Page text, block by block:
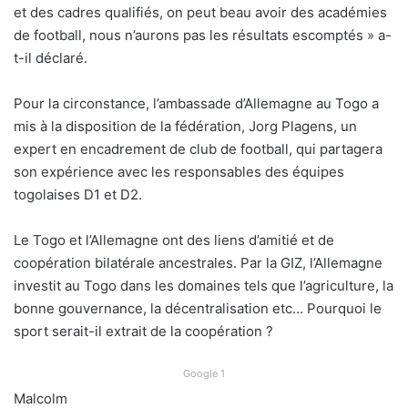
et des cadres qualifiés, on peut beau avoir des académies
de football, nous n’aurons pas les résultats escomptés » a-
t-il déclaré.
Pour la circonstance, l’ambassade d’Allemagne au Togo a
mis à la disposition de la fédération, Jorg Plagens, un
expert en encadrement de club de football, qui partagera
son expérience avec les responsables des équipes
togolaises D1 et D2.
Le Togo et l’Allemagne ont des liens d’amitié et de
coopération bilatérale ancestrales. Par la GIZ, l’Allemagne
investit au Togo dans les domaines tels que l’agriculture, la
bonne gouvernance, la décentralisation etc… Pourquoi le
sport serait-il extrait de la coopération ?
Google 1
Malcolm